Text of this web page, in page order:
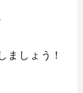
ましょう！